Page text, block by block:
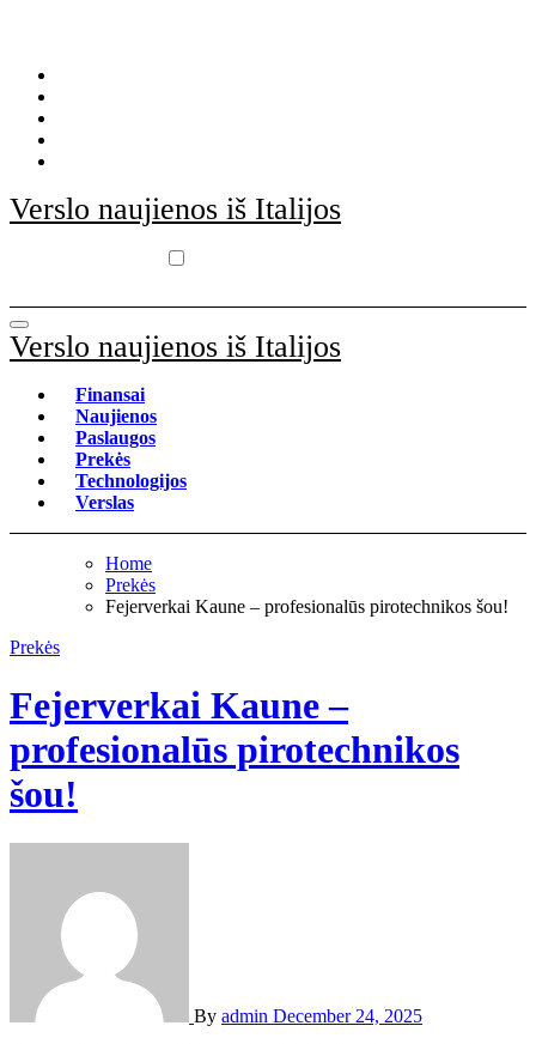
Verslo naujienos iš Italijos
Verslo naujienos iš Italijos
Finansai
Naujienos
Paslaugos
Prekės
Technologijos
Verslas
Home
Prekės
Fejerverkai Kaune – profesionalūs pirotechnikos šou!
Prekės
Fejerverkai Kaune –
profesionalūs pirotechnikos
šou!
By admin December 24, 2025